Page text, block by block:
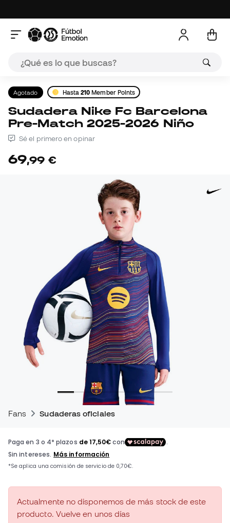
Agotado Hasta210 Member Points
Sudadera Nike Fc Barcelona
Pre-Match 2025-2026 Niño
Sé el primero en opinar
69,99 €
Fans Sudaderas oficiales
Actualmente no disponemos de más stock de este
producto. Vuelve en unos días